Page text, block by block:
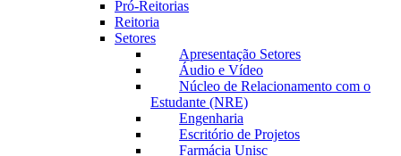
Pró-Reitorias
Reitoria
Setores
Apresentação Setores
Áudio e Vídeo
Núcleo de Relacionamento com o
Estudante (NRE)
Engenharia
Escritório de Projetos
Farmácia Unisc